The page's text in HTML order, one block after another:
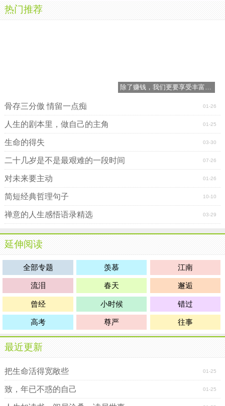
热门推荐
除了赚钱，我们更要享受丰富多彩的人生
01-26
骨存三分傲 情留一点痴
01-25
人生的剧本里，做自己的主角
03-30
生命的得失
07-26
二十几岁是不是最艰难的一段时间
01-26
对未来要主动
10-10
简短经典哲理句子
03-29
禅意的人生感悟语录精选
延伸阅读
全部专题 羡慕 江南
流泪 春天 邂逅
曾经 小时候 错过
高考 尊严 往事
最近更新
01-25
把生命活得宽敞些
01-25
致，年已不惑的自己